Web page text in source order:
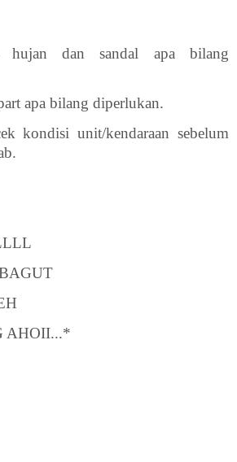
hujan dan sandal apa bilang
apa bilang diperlukan.
kondisi unit/kendaraan sebelum
AHOII...*